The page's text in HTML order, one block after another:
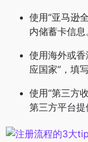
使用“亚马逊
内储蓄卡信息
使用海外或
应国家”，填
使用“第三方
第三方平台提